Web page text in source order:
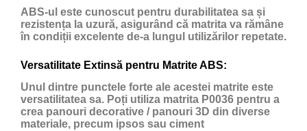
ABS-ul este cunoscut pentru durabilitatea sa și
rezistența la uzură, asigurând că matrita va rămâne
în condiții excelente de-a lungul utilizărilor repetate.
Versatilitate Extinsă pentru Matrite ABS:
Unul dintre punctele forte ale acestei matrite este
versatilitatea sa. Poți utiliza matrita P0036 pentru a
crea panouri decorative / panouri 3D din diverse
materiale, precum ipsos sau ciment